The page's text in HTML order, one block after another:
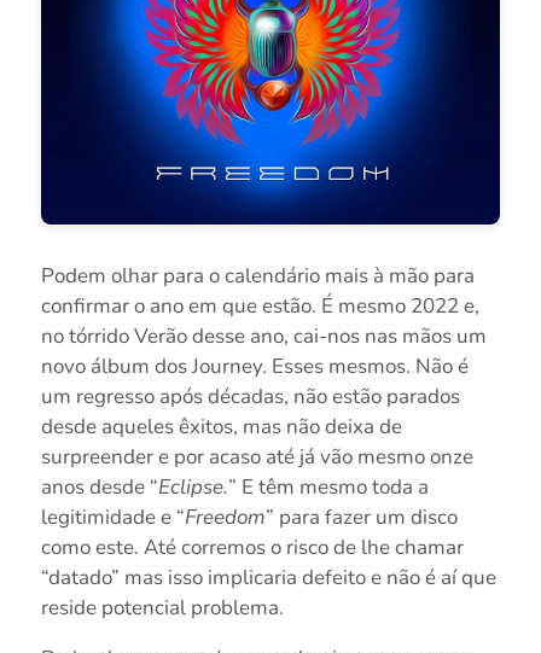
Podem olhar para o calendário mais à mão para
confirmar o ano em que estão. É mesmo 2022 e,
no tórrido Verão desse ano, cai-nos nas mãos um
novo álbum dos Journey. Esses mesmos. Não é
um regresso após décadas, não estão parados
desde aqueles êxitos, mas não deixa de
surpreender e por acaso até já vão mesmo onze
anos desde “Eclipse.” E têm mesmo toda a
legitimidade e “Freedom” para fazer um disco
como este. Até corremos o risco de lhe chamar
“datado” mas isso implicaria defeito e não é aí que
reside potencial problema.